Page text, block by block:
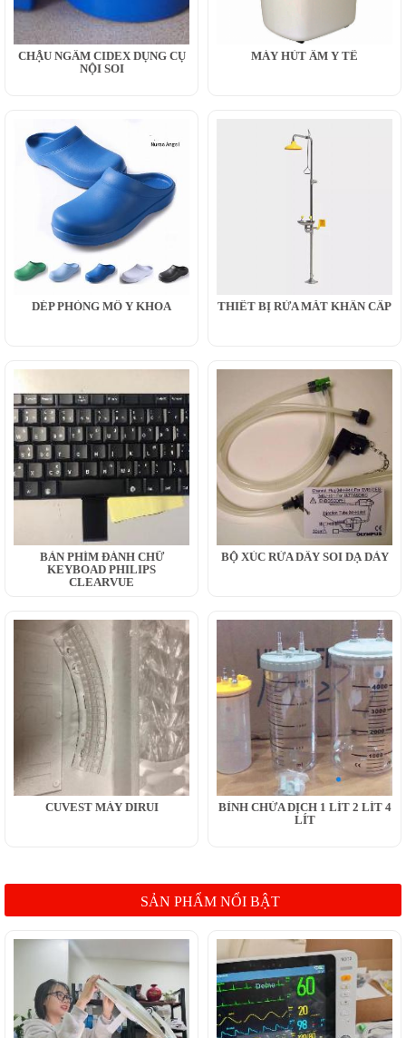
CHẬU NGÂM CIDEX DỤNG CỤ
NỘI SOI
MÁY HÚT ẨM Y TẾ
DÉP PHÒNG MỔ Y KHOA THIẾT BỊ RỬA MẮT KHẨN CẤP
BÀN PHÍM ĐÁNH CHỮ
KEYBOAD PHILIPS
CLEARVUE
BỘ XÚC RỬA DÂY SOI DẠ DÀY
CUVEST MÁY DIRUI
BÌNH CHỨA DỊCH 1 LÍT 2 LÍT 4
LÍT
SẢN PHẨM NỔI BẬT